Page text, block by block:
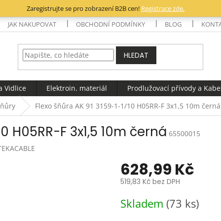
Zaregistrujte se pro zobrazení B2B cen! Registrace zde.
JAK NAKUPOVAT OBCHODNÍ PODMÍNKY BLOG
HLEDAT
Vidlice Elektroin. materiál Prodlužovací přívody a
Flexo šňůra AK 91 3159-1-1/10 H05RR-F 3x1,5 10m černá
H05RR-F 3x1,5 10m černá 65500015
628,99 Kč
519,83 Kč bez DPH
cena:
Skladem (73 ks)